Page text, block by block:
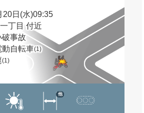
20日(水)09:35
丁目 付近
事故
動自転車(1)
(1)
他